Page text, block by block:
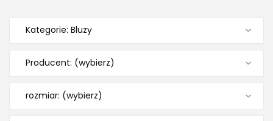
Kategorie: Bluzy
Producent: (wybierz)
rozmiar: (wybierz)